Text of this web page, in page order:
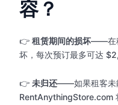
容？
👉 租赁期间的损坏——在
坏，每次预订最多可达
👉 未归还——如果租客未
RentAnythingStore.com